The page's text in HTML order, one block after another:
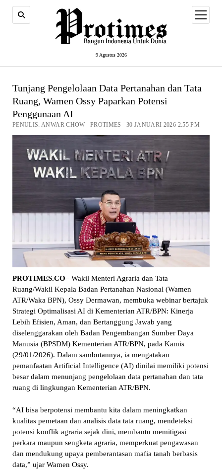
9 Agustus 2026
open
menu
Tunjang Pengelolaan Data Pertanahan dan Tata
Ruang, Wamen Ossy Paparkan Potensi
Penggunaan AI
PENULIS: ANWAR CHOW PROTIMES 30 JANUARI 2026 2:55 PM
PROTIMES.CO– Wakil Menteri Agraria dan Tata
Ruang/Wakil Kepala Badan Pertanahan Nasional (Wamen
ATR/Waka BPN), Ossy Dermawan, membuka webinar bertajuk
Strategi Optimalisasi AI di Kementerian ATR/BPN: Kinerja
Lebih Efisien, Aman, dan Bertanggung Jawab yang
diselenggarakan oleh Badan Pengembangan Sumber Daya
Manusia (BPSDM) Kementerian ATR/BPN, pada Kamis
(29/01/2026). Dalam sambutannya, ia mengatakan
pemanfaatan Artificial Intelligence (AI) dinilai memiliki potensi
besar dalam menunjang pengelolaan data pertanahan dan tata
ruang di lingkungan Kementerian ATR/BPN.
“AI bisa berpotensi membantu kita dalam meningkatkan
kualitas pemetaan dan analisis data tata ruang, mendeteksi
potensi konflik agraria sejak dini, membantu memitigasi
perkara maupun sengketa agraria, memperkuat pengawasan
dan mendukung upaya pemberantasan mafia tanah berbasis
data,” ujar Wamen Ossy.